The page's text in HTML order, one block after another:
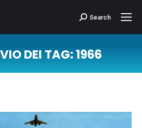
Cerca:Search
DEI TAG:1966